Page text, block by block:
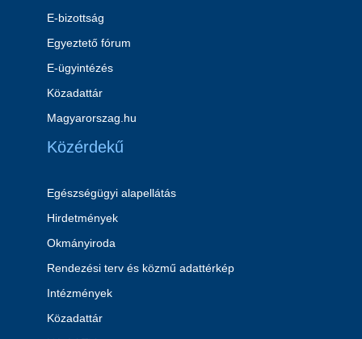
E-bizottság
Egyeztető fórum
E-ügyintézés
Közadattár
Magyarorszag.hu
Közérdekű
Egészségügyi alapellátás
Hirdetmények
Okmányiroda
Rendezési terv és közmű adattérkép
Intézmények
Közadattár